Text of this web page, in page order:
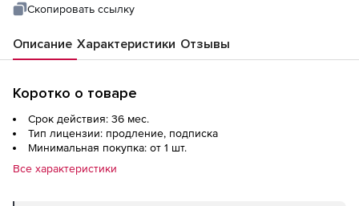
Скопировать ссылку
Описание Характеристики Отзывы
Коротко о товаре
Срок действия: 36 мес.
Тип лицензии: продление, подписка
Минимальная покупка: от 1 шт.
Все характеристики